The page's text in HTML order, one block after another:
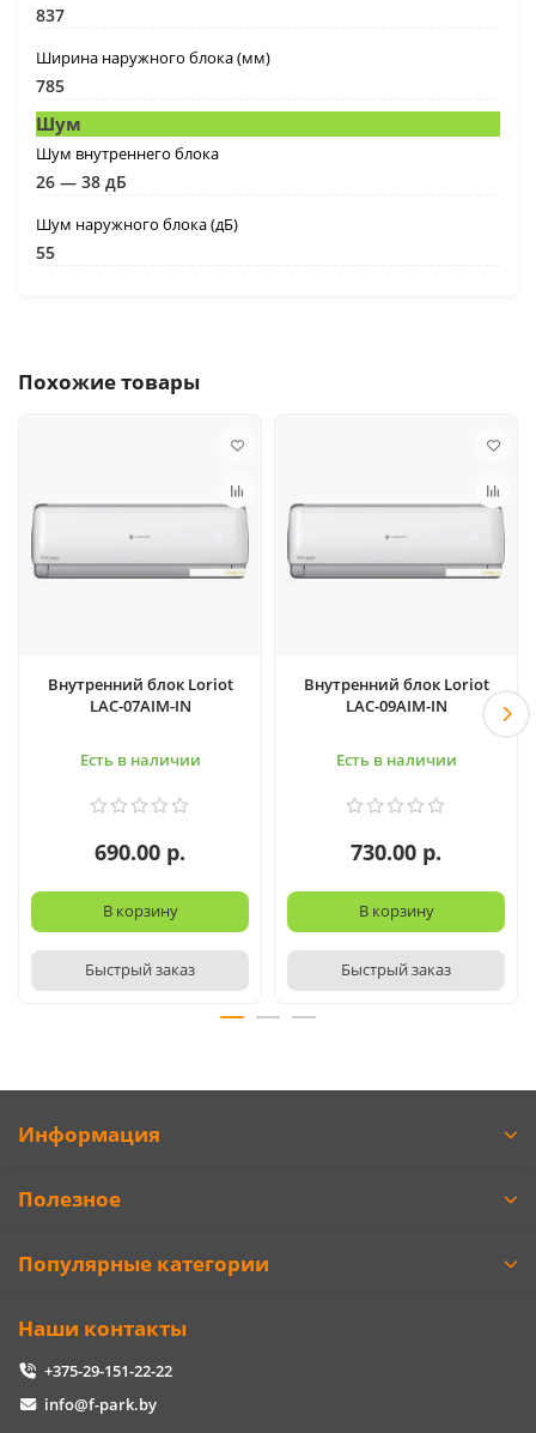
837
Ширина наружного блока (мм)
785
Шум
Шум внутреннего блока
26 — 38 дБ
Шум наружного блока (дБ)
55
Похожие товары
Внутренний блок Loriot
LAC-07AIM-IN
Есть в наличии
690.00 р.
В корзину
Быстрый заказ
Внутренний блок Loriot
LAC-09AIM-IN
Есть в наличии
730.00 р.
В корзину
Быстрый заказ
Информация
Полезное
Популярные категории
Наши контакты
+375-29-151-22-22
info@f-park.by